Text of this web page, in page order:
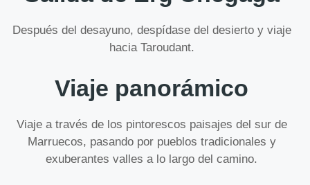
Después del desayuno, despídase del desierto y viaje
hacia Taroudant.
Viaje panorámico
Viaje a través de los pintorescos paisajes del sur de
Marruecos, pasando por pueblos tradicionales y
exuberantes valles a lo largo del camino.